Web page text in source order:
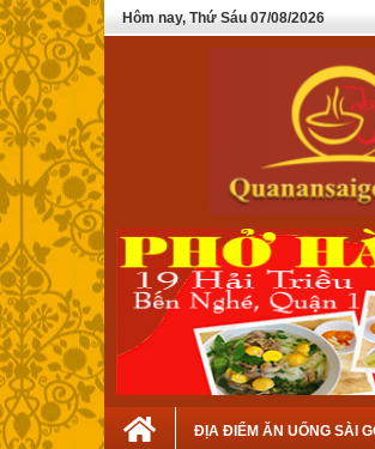
Hôm nay, Thứ Sáu 07/08/2026
ĐỊA ĐIỂM ĂN UỐNG SÀI